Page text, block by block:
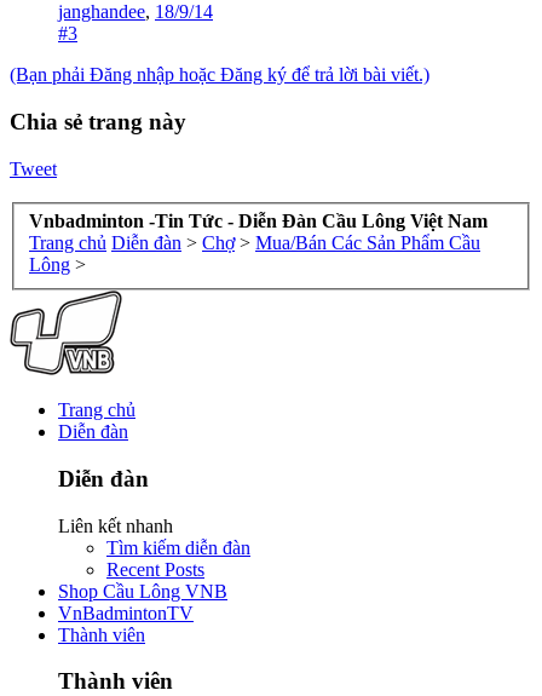
janghandee, 18/9/14
#3
(Bạn phải Đăng nhập hoặc Đăng ký để trả lời bài viết.)
Chia sẻ trang này
Tweet
Vnbadminton -Tin Tức - Diễn Đàn Cầu Lông Việt Nam
Trang chủ Diễn đàn > Chợ > Mua/Bán Các Sản Phẩm Cầu
Lông >
Trang chủ
Diễn đàn
Diễn đàn
Liên kết nhanh
Tìm kiếm diễn đàn
Recent Posts
Shop Cầu Lông VNB
VnBadmintonTV
Thành viên
Thành viên